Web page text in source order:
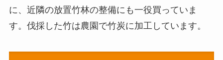
に、近隣の放置竹林の整備にも一役買っていま
す。伐採した竹は農園で竹炭に加工しています。